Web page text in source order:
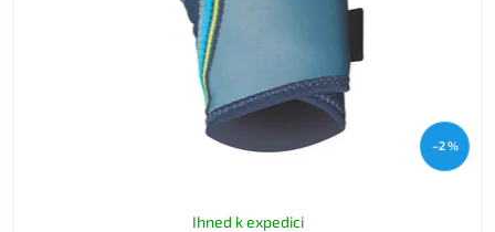
–2 %
Ihned k expedici